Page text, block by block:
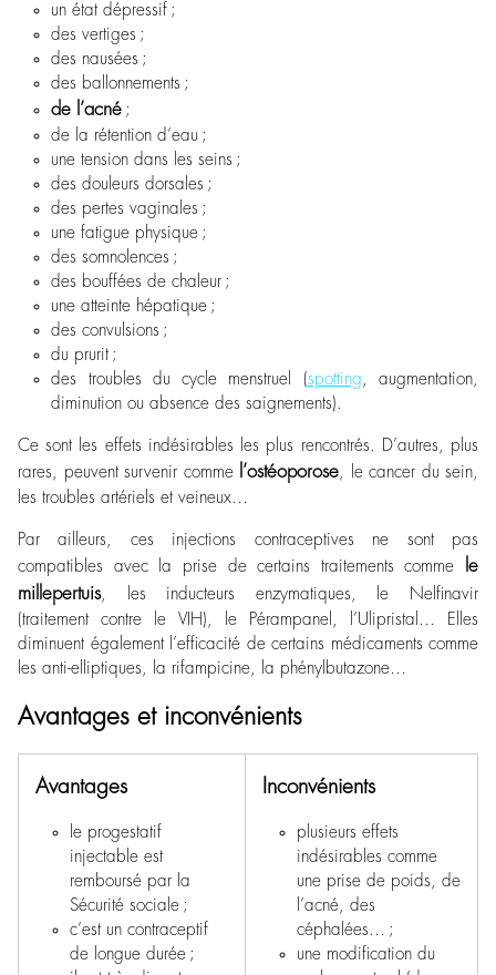
un état dépressif ;
des vertiges ;
des nausées ;
des ballonnements ;
de l’acné ;
de la rétention d’eau ;
une tension dans les seins ;
des douleurs dorsales ;
des pertes vaginales ;
une fatigue physique ;
des somnolences ;
des bouffées de chaleur ;
une atteinte hépatique ;
des convulsions ;
du prurit ;
des troubles du cycle menstruel (spotting , augmentation,
diminution ou absence des saignements).
Ce sont les effets indésirables les plus rencontrés. D’autres, plus
rares, peuvent survenir comme l’ostéoporose , le cancer du sein,
les troubles artériels et veineux…
Par ailleurs, ces injections contraceptives ne sont pas
compatibles avec la prise de certains traitements comme
le
millepertuis, les inducteurs enzymatiques, le Nelfinavir
(traitement contre le VIH), le Pérampanel, l’Ulipristal… Elles
diminuent également l’efficacité de certains médicaments comme
les anti-elliptiques, la rifampicine, la phénylbutazone…
Avantages et inconvénients
Avantages
le progestatif
injectable est
remboursé par la
Sécurité sociale ;
c’est un contraceptif
de longue durée ;
Inconvénients
plusieurs effets
indésirables comme
une prise de poids, de
l’acné, des
céphalées… ;
une modification du